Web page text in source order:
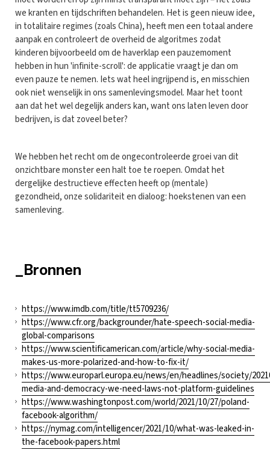
we kranten en tijdschriften behandelen. Het is geen nieuw idee,
in totalitaire regimes (zoals China), heeft men een totaal andere
aanpak en controleert de overheid de algoritmes zodat
kinderen bijvoorbeeld om de haverklap een pauzemoment
hebben in hun 'infinite-scroll': de applicatie vraagt je dan om
even pauze te nemen. Iets wat heel ingrijpend is, en misschien
ook niet wenselijk in ons samenlevingsmodel. Maar het toont
aan dat het wel degelijk anders kan, want ons laten leven door
bedrijven, is dat zoveel beter?
We hebben het recht om de ongecontroleerde groei van dit
onzichtbare monster een halt toe te roepen. Omdat het
dergelijke destructieve effecten heeft op (mentale)
gezondheid, onze solidariteit en dialoog: hoekstenen van een
samenleving.
_Bronnen
https://www.imdb.com/title/tt5709236/
https://www.cfr.org/backgrounder/hate-speech-social-media-
global-comparisons
https://www.scientificamerican.com/article/why-social-media-
makes-us-more-polarized-and-how-to-fix-it/
https://www.europarl.europa.eu/news/en/headlines/society/
media-and-democracy-we-need-laws-not-platform-guidelines
https://www.washingtonpost.com/world/2021/10/27/poland-
facebook-algorithm/
https://nymag.com/intelligencer/2021/10/what-was-leaked-in-
the-facebook-papers.html